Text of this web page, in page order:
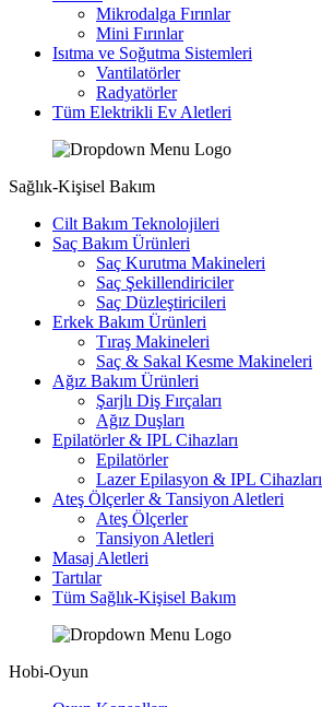
Mikrodalga Fırınlar
Mini Fırınlar
Isıtma ve Soğutma Sistemleri
Vantilatörler
Radyatörler
Tüm Elektrikli Ev Aletleri
Sağlık-Kişisel Bakım
Cilt Bakım Teknolojileri
Saç Bakım Ürünleri
Saç Kurutma Makineleri
Saç Şekillendiriciler
Saç Düzleştiricileri
Erkek Bakım Ürünleri
Tıraş Makineleri
Saç & Sakal Kesme Makineleri
Ağız Bakım Ürünleri
Şarjlı Diş Fırçaları
Ağız Duşları
Epilatörler & IPL Cihazları
Epilatörler
Lazer Epilasyon & IPL Cihazları
Ateş Ölçerler & Tansiyon Aletleri
Ateş Ölçerler
Tansiyon Aletleri
Masaj Aletleri
Tartılar
Tüm Sağlık-Kişisel Bakım
Hobi-Oyun